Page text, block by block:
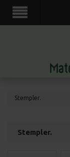
scrapkort,
Stempler.
Stempler.